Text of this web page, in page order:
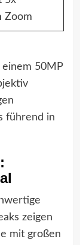
Zoom
einem 50MP
führend in
zeigen
mit großen